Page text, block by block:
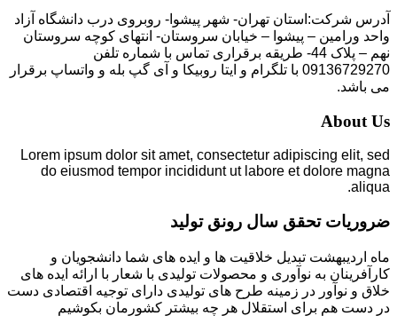
آدرس شرکت:استان تهران- شهر پیشوا- روبروی درب دانشگاه آزاد
واحد ورامین – پیشوا – خیابان سروستان- انتهای کوچه سروستان
نهم – پلاک 44- طریقه برقراری تماس با شماره تلفن
09136729270 با تلگرام و ایتا روبیکا و آی گپ بله و واتساپ برقرار
می باشد.
About Us
Lorem ipsum dolor sit amet, consectetur adipiscing elit, sed
do eiusmod tempor incididunt ut labore et dolore magna
aliqua.
ضروریات تحقق سال رونق تولید
ماه اردیبهشت تبدیل خلاقیت ها و ایده های شما دانشجویان و
کارآفرینان به نوآوری و محصولات تولیدی با شعار با ارائه ایده های
خلاق و نوآور در زمینه طرح های تولیدی دارای توجیه اقتصادی دست
در دست هم برای استقلال هر چه بیشتر کشورمان بکوشیم